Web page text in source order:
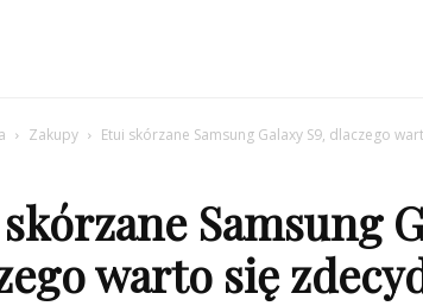
Zakupy Etui skórzane Samsung Galaxy S9, dlaczego
Samsung
warto się